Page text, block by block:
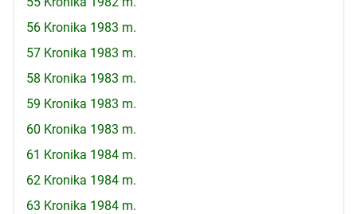
56 Kronika 1983 m.
57 Kronika 1983 m.
58 Kronika 1983 m.
59 Kronika 1983 m.
60 Kronika 1983 m.
61 Kronika 1984 m.
62 Kronika 1984 m.
63 Kronika 1984 m.